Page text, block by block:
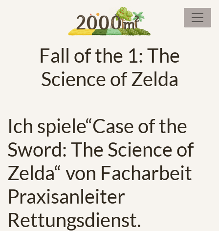
Fall of the 1: The
Science of Zelda
Ich spiele“Case of the
Sword: The Science of
Zelda“ von Facharbeit
Praxisanleiter
Rettungsdienst.